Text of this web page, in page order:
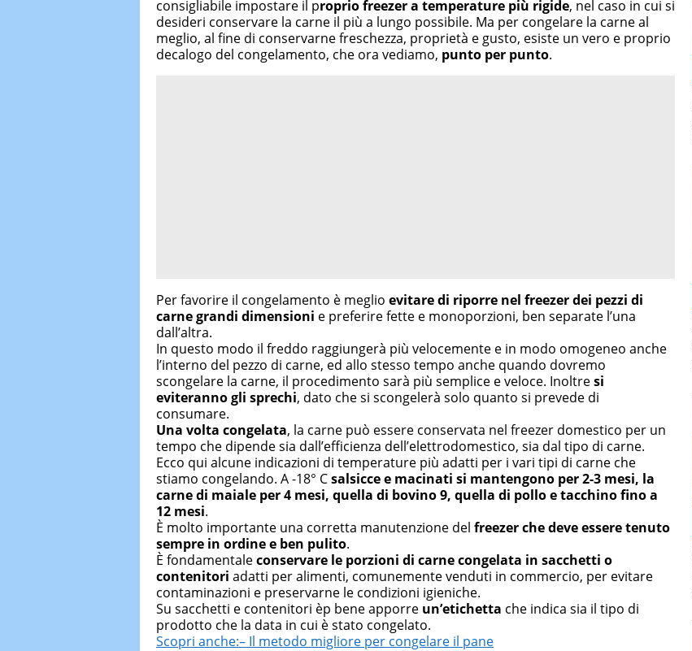
consigliabile impostare il proprio freezer a temperature più rigide, nel caso in cui si
desideri conservare la carne il più a lungo possibile. Ma per congelare la carne al
meglio, al fine di conservarne freschezza, proprietà e gusto, esiste un vero e proprio
decalogo del congelamento, che ora vediamo, punto per punto.
Per favorire il congelamento è meglio evitare di riporre nel freezer dei pezzi di
carne grandi dimensioni e preferire fette e monoporzioni, ben separate l’una
dall’altra.
In questo modo il freddo raggiungerà più velocemente e in modo omogeneo anche
l’interno del pezzo di carne, ed allo stesso tempo anche quando dovremo
scongelare la carne, il procedimento sarà più semplice e veloce. Inoltresi
eviteranno gli sprechi, dato che si scongelerà solo quanto si prevede di
consumare.
Una volta congelata, la carne può essere conservata nel freezer domestico per un
tempo che dipende sia dall’efficienza dell’elettrodomestico, sia dal tipo di carne.
Ecco qui alcune indicazioni di temperature più adatti per i vari tipi di carne che
stiamo congelando. A -18° Csalsicce e macinati si mantengono per 2-3 mesi, la
carne di maiale per 4 mesi, quella di bovino 9, quella di pollo e tacchino fino a
12 mesi.
È molto importante una corretta manutenzione del freezer che deve essere tenuto
sempre in ordine e ben pulito.
È fondamentaleconservare le porzioni di carne congelata in sacchetti o
contenitori adatti per alimenti, comunemente venduti in commercio, per evitare
contaminazioni e preservarne le condizioni igieniche.
Su sacchetti e contenitori èp bene apporre un’etichetta che indica sia il tipo di
prodotto che la data in cui è stato congelato.
Scopri anche:– Il metodo migliore per congelare il pane